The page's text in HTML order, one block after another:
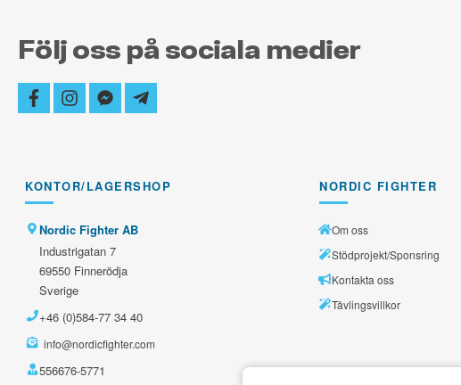
Följ oss på sociala medier
facebookinstagram
facebook-
messenger
telegram-
plane
KONTOR/LAGERSHOP
Nordic Fighter AB
Industrigatan 7
69550 Finnerödja
Sverige
+46 (0)584-77 34 40
info@nordicfighter.com
556676-5771
NORDIC FIGHTER
Om oss
Stödprojekt/Sponsring
Kontakta oss
Tävlingsvillkor